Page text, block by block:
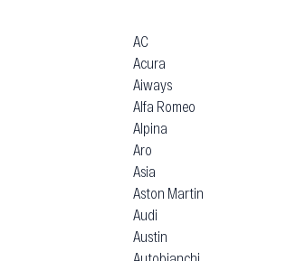
AC
Acura
Aiways
Alfa Romeo
Alpina
Aro
Asia
Aston Martin
Audi
Austin